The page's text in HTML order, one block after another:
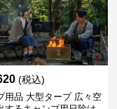
(税込)
用品 大型タープ 広々空